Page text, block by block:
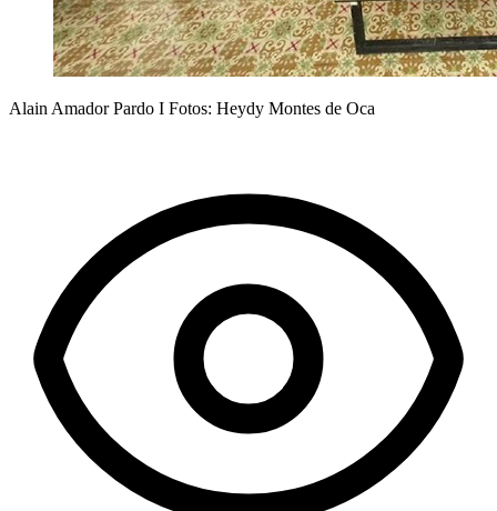
Alain Amador Pardo I Fotos: Heydy Montes de Oca